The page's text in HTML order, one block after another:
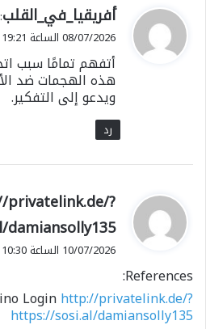
ي
ق
ل
أفريقيا_في_القلب:
08/07/2026 الساعة 19:21
أتفهم تمامًا سبب
هذه الهجمات ضد
ويدعو إلى التفكير.
رد
ي
ق
و
ل
?
10/07/2026 الساعة 10:30
References:
Loginhttp://privatelink.de/?
https://sosi.al/damiansolly135